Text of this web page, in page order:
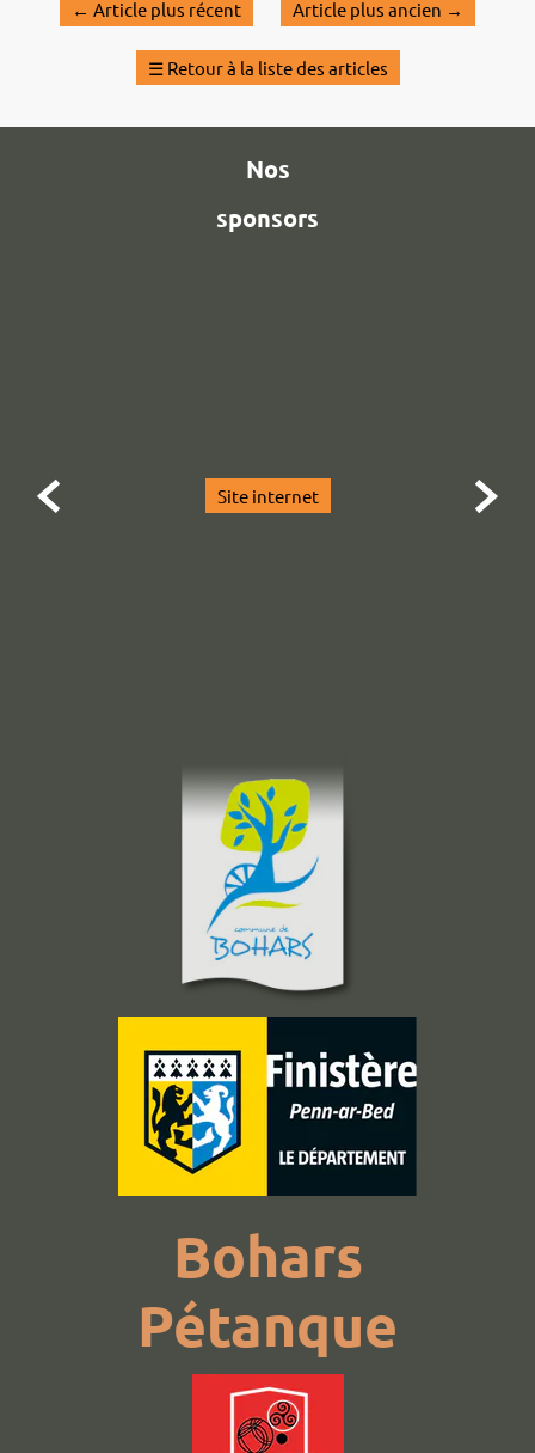
← Article plus récent Article plus ancien →
☰ Retour à la liste des articles
Nos
sponsors
Site internet
 
Bohars
Pétanque